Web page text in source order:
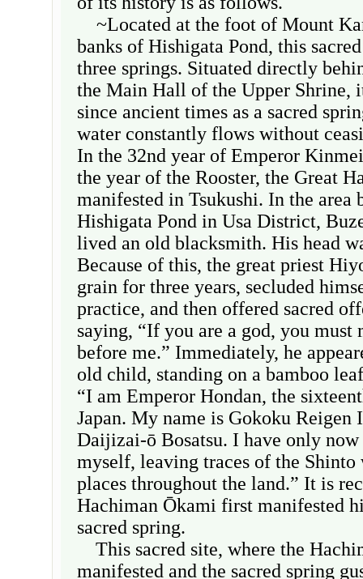
~Located at the foot of Mount
banks of Hishigata Pond, this
three springs. Situated directly
the Main Hall of the Upper Shrine,
since ancient times as a sacred
water constantly flows without
In the 32nd year of Emperor
the year of the Rooster, the Great
manifested in Tsukushi. In the area
Hishigata Pond in Usa District,
lived an old blacksmith. His head
Because of this, the great priest
grain for three years, secluded
practice, and then offered sacred
saying, “If you are a god, you must
before me.” Immediately, he
old child, standing on a bamboo
“I am Emperor Hondan, the
Japan. My name is Gokoku Reigen
Daijizai-ō Bosatsu. I have only
myself, leaving traces of the Shinto
places throughout the land.” It is
Hachiman Ōkami first manifested
sacred spring.
This sacred site, where the
manifested and the sacred spring